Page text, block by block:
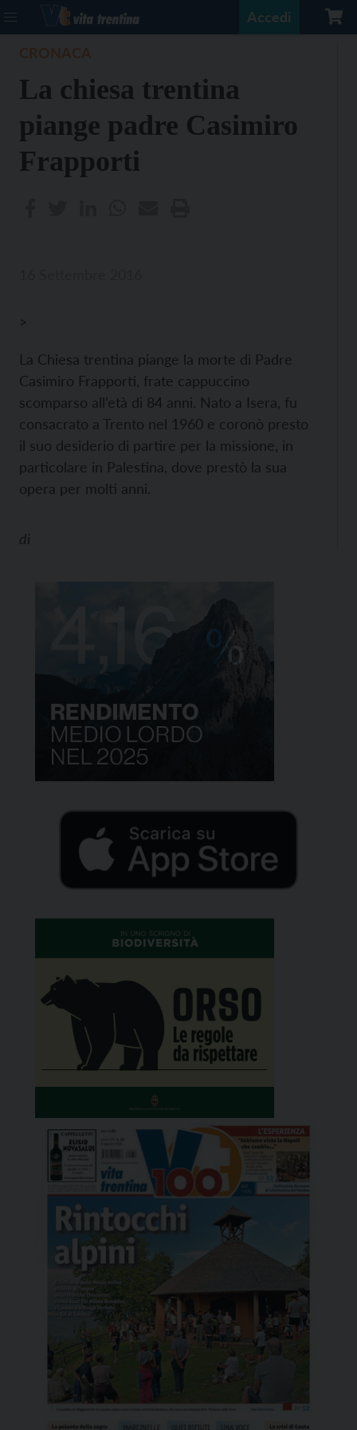
Accedi
La chiesa trentina
piange padre Casimiro
Frapporti
>
La Chiesa trentina piange la morte di Padre
Casimiro Frapporti, frate cappuccino
scomparso all’età di 84 anni. Nato a Isera, fu
consacrato a Trento nel 1960 e coronò presto
il suo desiderio di partire per la missione, in
particolare in Palestina, dove prestò la sua
opera per molti anni.
di